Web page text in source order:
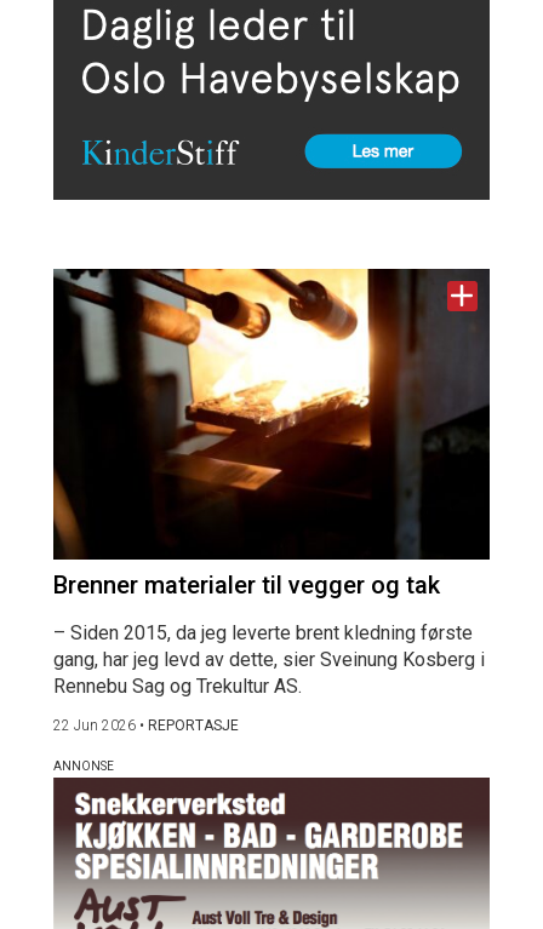
Brenner materialer til vegger og tak
– Siden 2015, da jeg leverte brent kledning første
gang, har jeg levd av dette, sier Sveinung Kosberg i
Rennebu Sag og Trekultur AS.
22 Jun 2026 • REPORTASJE